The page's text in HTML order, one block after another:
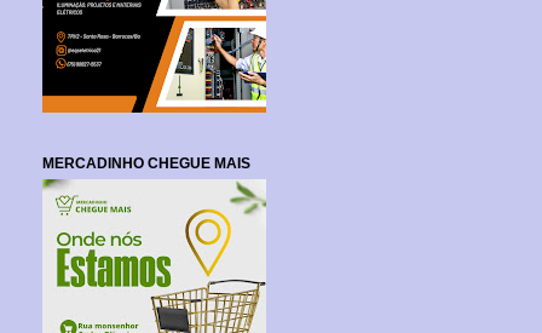
MERCADINHO CHEGUE MAIS